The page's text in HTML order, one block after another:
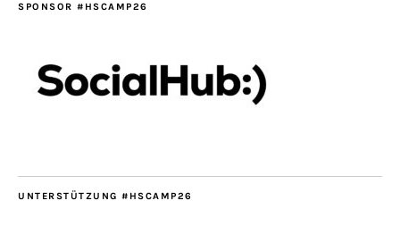
SPONSOR #HSCAMP26
UNTERSTÜTZUNG #HSCAMP26